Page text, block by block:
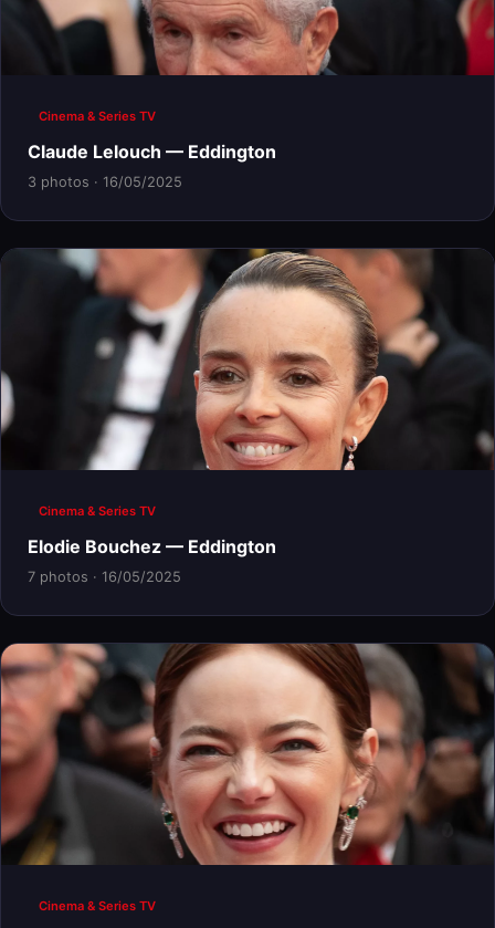
Cinema & Series TV
Claude Lelouch — Eddington
3 photos · 16/05/2025
Cinema & Series TV
Elodie Bouchez — Eddington
7 photos · 16/05/2025
Cinema & Series TV